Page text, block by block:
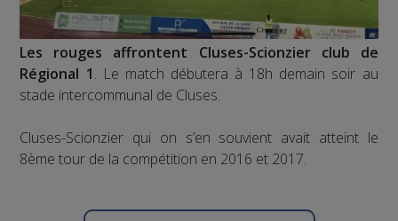
Les rouges affrontent Cluses-Scionzier club de
Régional 1. Le match débutera à 18h demain soir au
stade intercommunal de Cluses.
Cluses-Scionzier qui on s’en souvient avait atteint le
8ème tour de la compétition en 2016 et 2017.